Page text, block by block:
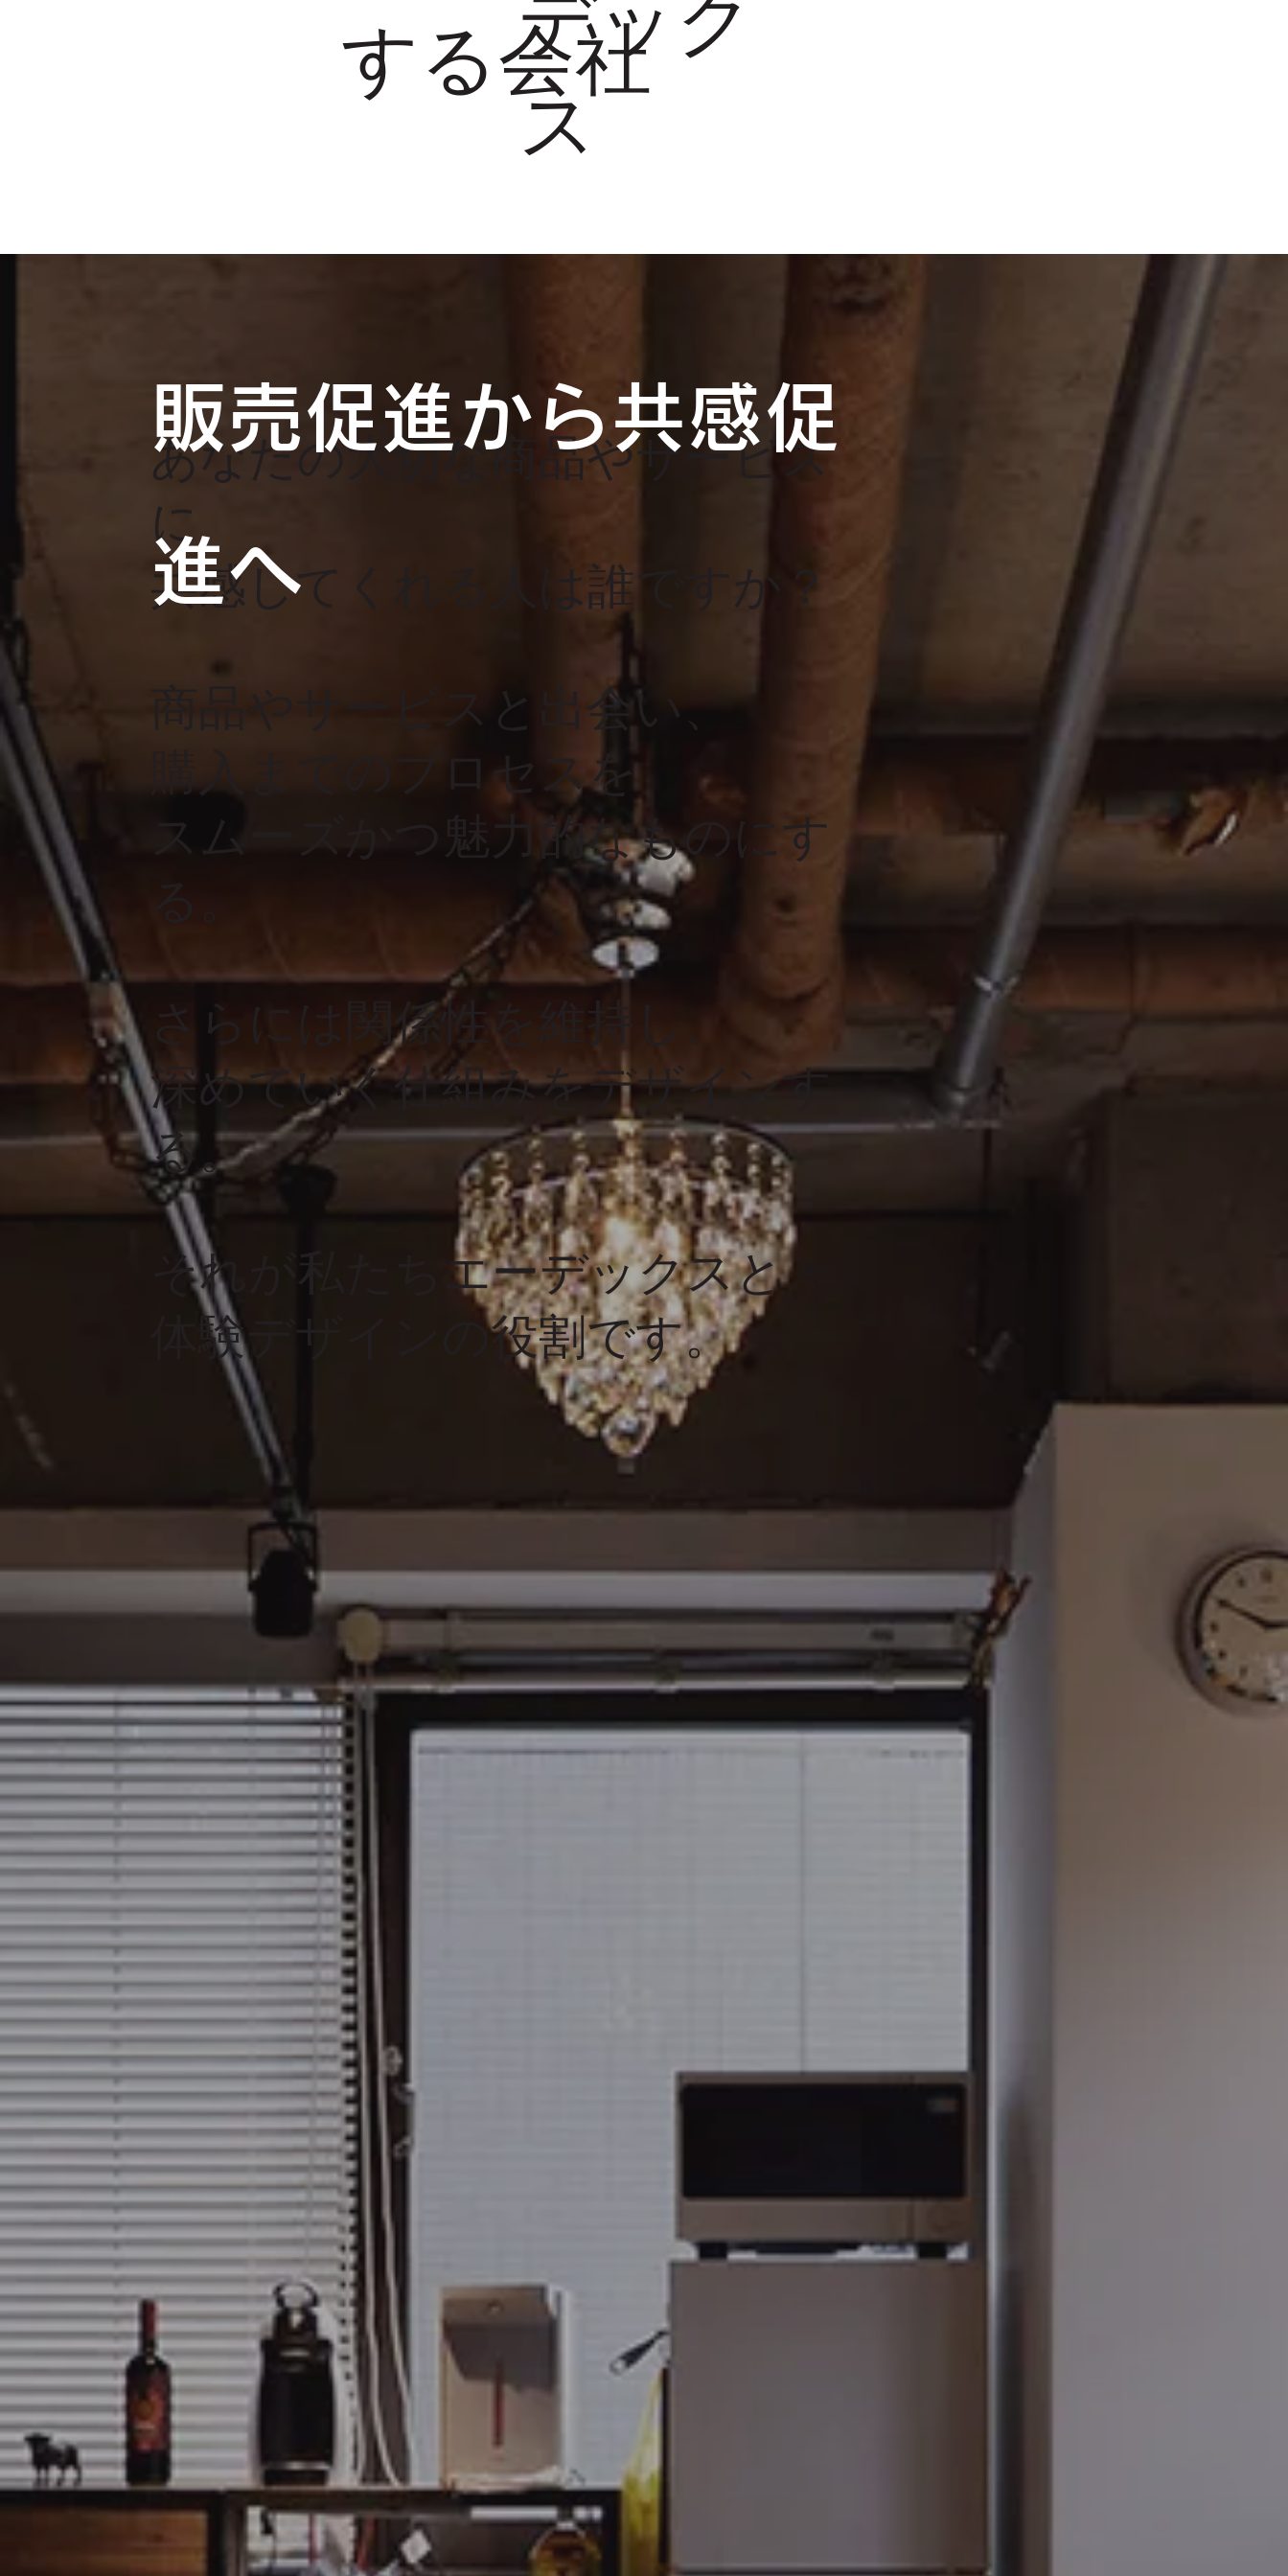
デック
ス
する会社
あなたの大切な商品やサービス
に
共感してくれる人は誰ですか？
商品やサービスと出会い、
購入までのプロセスを
スムーズかつ魅力的なものにす
さらには関係性を維持し、
深めていく仕組みをデザインす
る。
それが私たちエーデックスと
体験デザインの役割です。
販売促進から共感促
進へ